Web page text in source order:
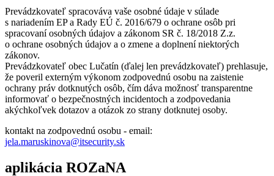
Prevádzkovateľ spracováva vaše osobné údaje v súlade
s nariadením EP a Rady EÚ č. 2016/679 o ochrane osôb pri
spracovaní osobných údajov a zákonom SR č. 18/2018 Z.z.
o ochrane osobných údajov a o zmene a doplnení niektorých
zákonov.
Prevádzkovateľ obec Lučatín (ďalej len prevádzkovateľ) prehlasuje,
že poveril externým výkonom zodpovednú osobu na zaistenie
ochrany práv dotknutých osôb, čím dáva možnosť transparentne
informovať o bezpečnostných incidentoch a zodpovedania
akýchkoľvek dotazov a otázok zo strany dotknutej osoby.
kontakt na zodpovednú osobu - email:
jela.maruskinova@itsecurity.sk
aplikácia ROZaNA